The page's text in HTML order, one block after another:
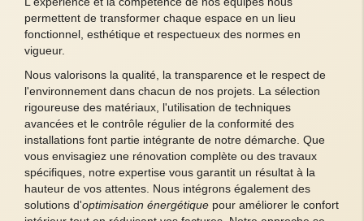
permettent de transformer chaque espace en un lieu
fonctionnel, esthétique et respectueux des normes en
vigueur.
Nous valorisons la qualité, la transparence et le respect de
l'environnement dans chacun de nos projets. La sélection
rigoureuse des matériaux, l'utilisation de techniques
avancées et le contrôle régulier de la conformité des
installations font partie intégrante de notre démarche. Que
vous envisagiez une rénovation complète ou des travaux
spécifiques, notre expertise vous garantit un résultat à la
hauteur de vos attentes. Nous intégrons également des
solutions d'optimisation énergétique pour améliorer le confort